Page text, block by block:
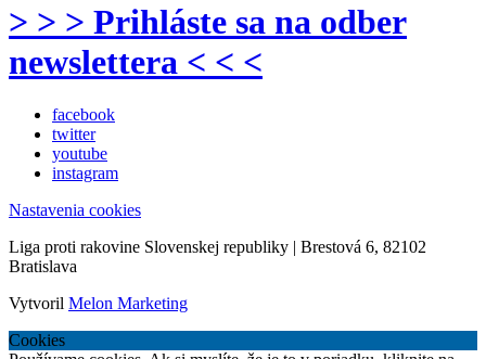
> > > Prihláste sa na odber
newslettera < < <
facebook
twitter
youtube
instagram
Nastavenia cookies
Liga proti rakovine Slovenskej republiky | Brestová 6, 82102
Bratislava
Vytvoril Melon Marketing
Cookies